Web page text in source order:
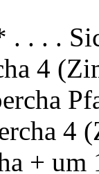
. . . .
4
4
+ um